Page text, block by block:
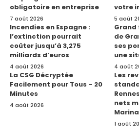
obligatoire en entreprise
7 août 2026
votre
5 août
Incendies en Espagne :
l’extinction pourrait
coûter jusqu’à 3,275
milliards d’euros
4 août 2026
Grand
de
ses
une
4 août
La CSG Décryptée
Facilement pour Tous – 20
Minutes
4 août 2026
Les
nets
Marina
1 août